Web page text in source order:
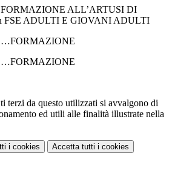
ALL’ARTUSI DI
FSE ADULTI E GIOVANI ADULTI
terzi da questo utilizzati si avvalgono di
ed utili alle finalità illustrate nella
i cookies Accetta tutti i cookies